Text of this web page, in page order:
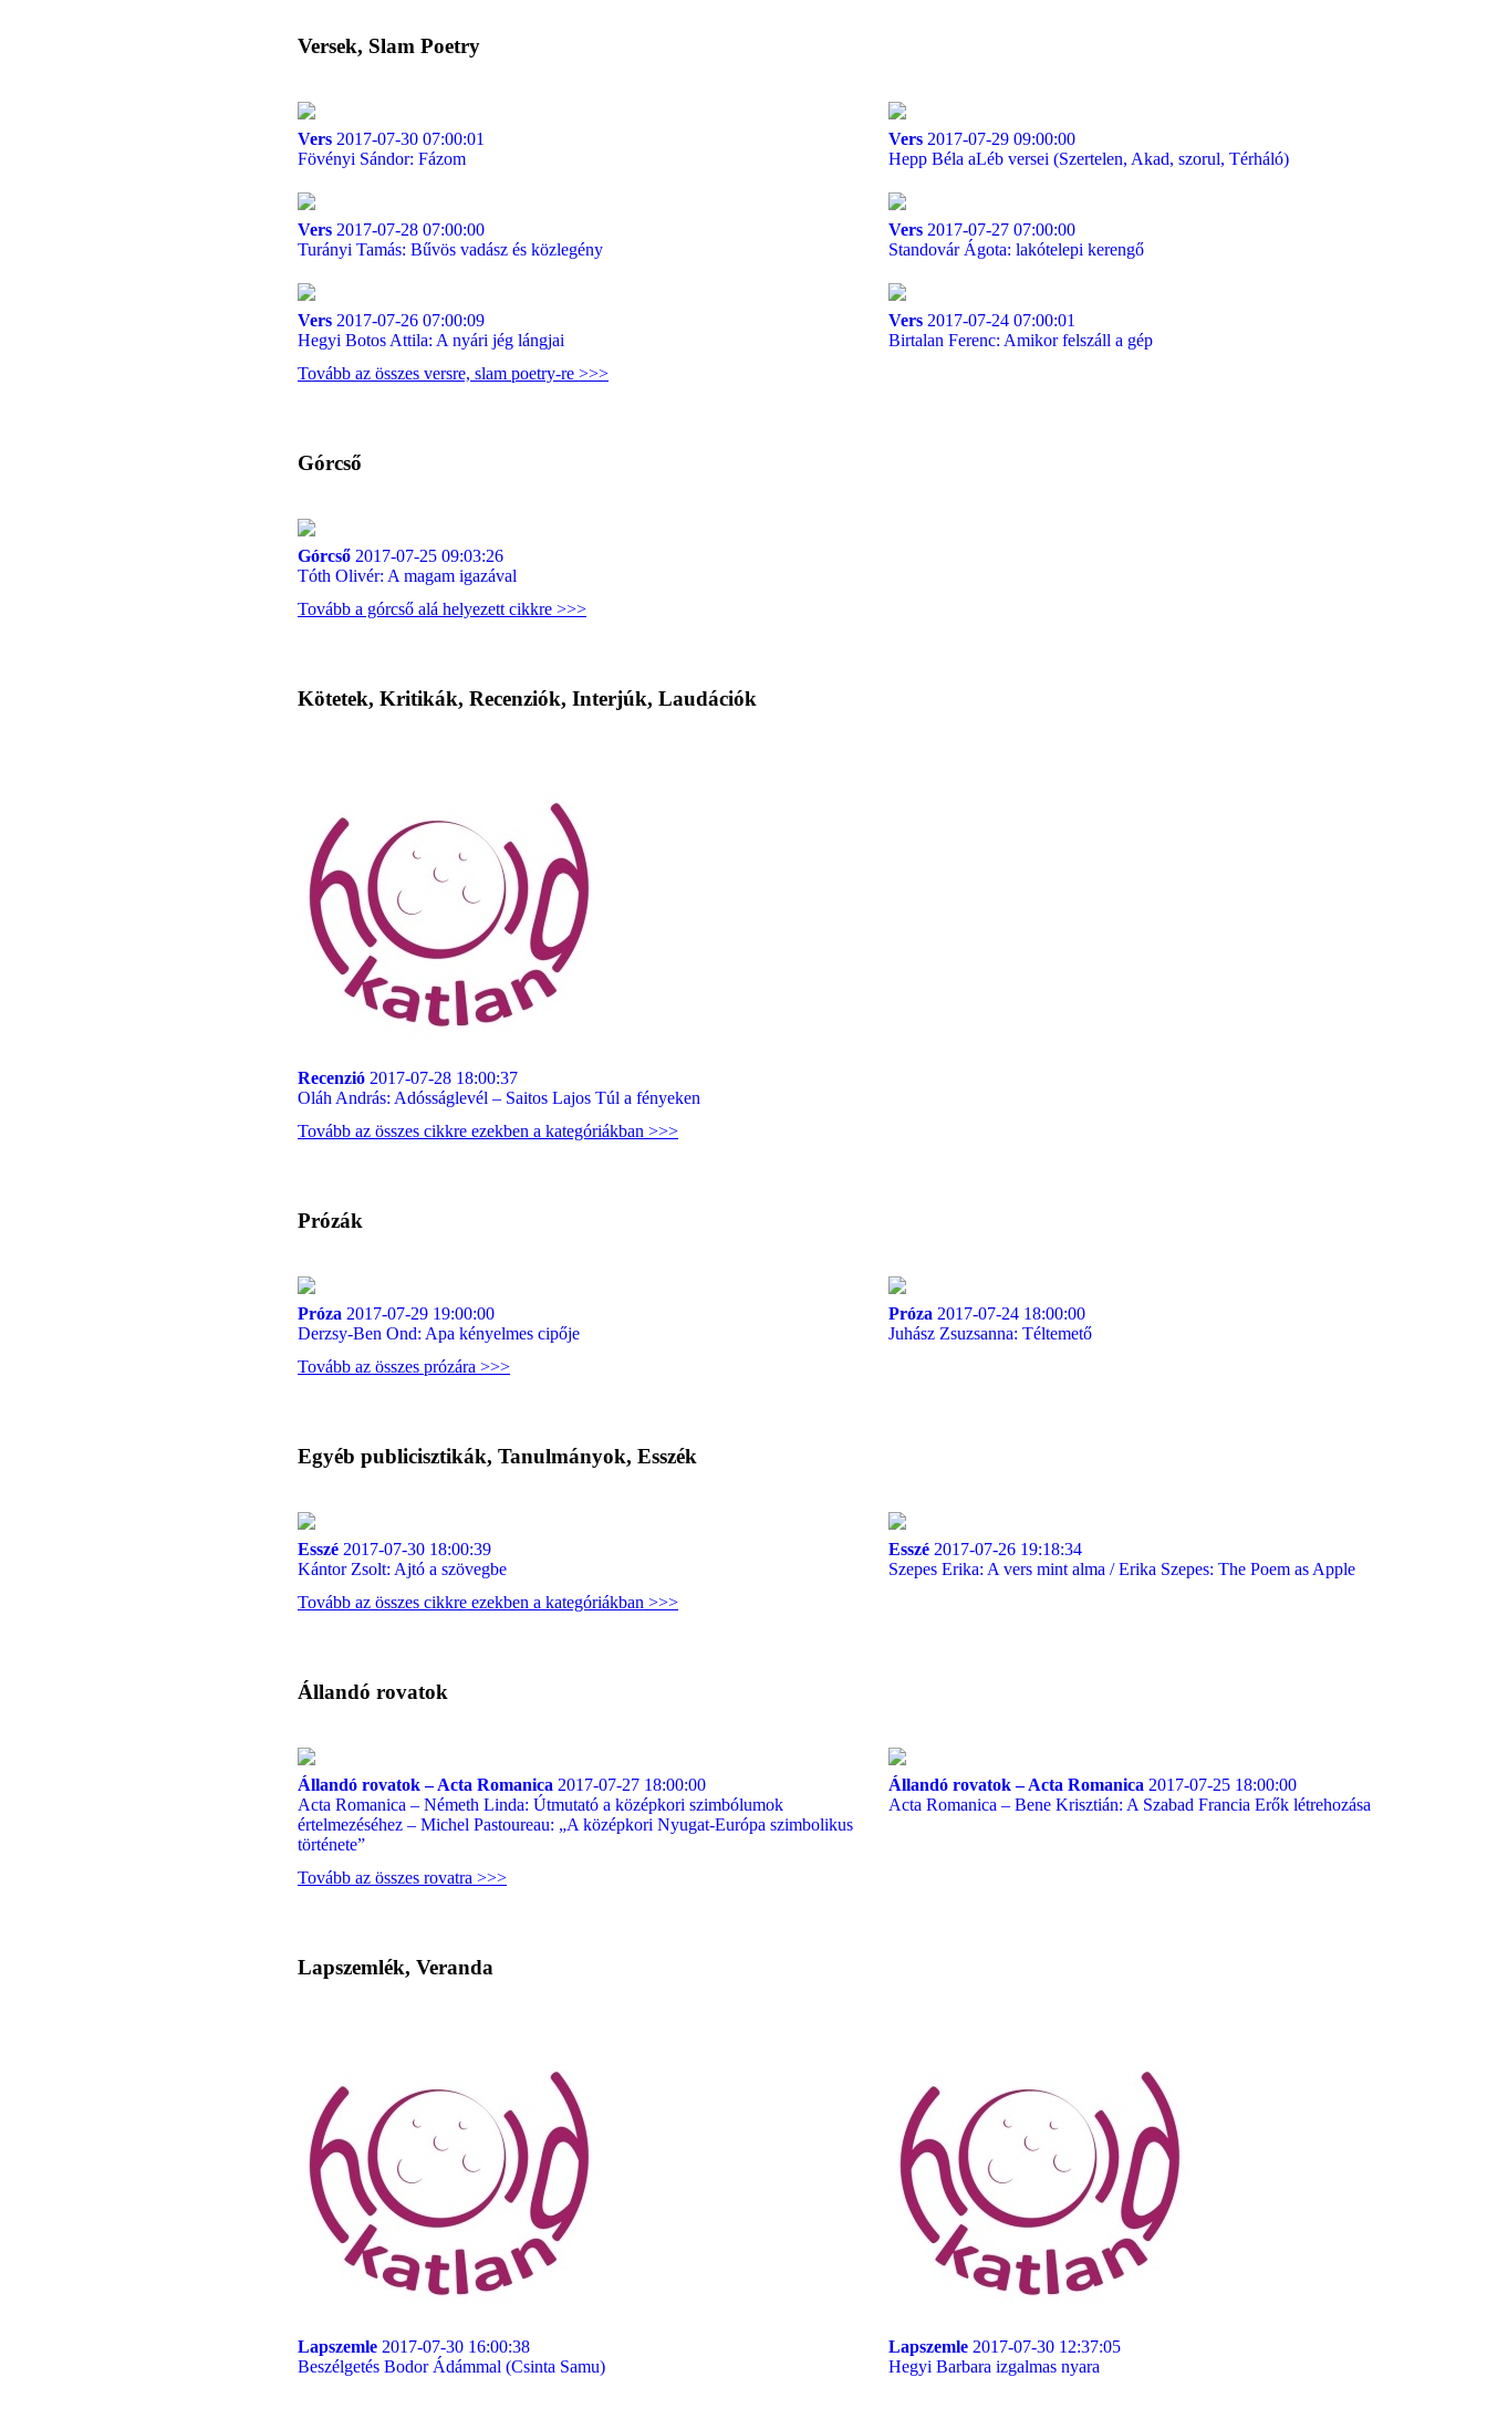
Versek, Slam Poetry
Vers 2017-07-30 07:00:01
Fövényi Sándor: Fázom
Vers 2017-07-29 09:00:00
Hepp Béla aLéb versei (Szertelen, Akad, szorul, Térháló)
Vers 2017-07-28 07:00:00
Turányi Tamás: Bűvös vadász és közlegény
Vers 2017-07-27 07:00:00
Standovár Ágota: lakótelepi kerengő
Vers 2017-07-26 07:00:09
Hegyi Botos Attila: A nyári jég lángjai
Vers 2017-07-24 07:00:01
Birtalan Ferenc: Amikor felszáll a gép
Tovább az összes versre, slam poetry-re >>>
Górcső
Górcső 2017-07-25 09:03:26
Tóth Olivér: A magam igazával
Tovább a górcső alá helyezett cikkre >>>
Kötetek, Kritikák, Recenziók, Interjúk, Laudációk
Recenzió 2017-07-28 18:00:37
Oláh András: Adósságlevél – Saitos Lajos Túl a fényeken
Tovább az összes cikkre ezekben a kategóriákban >>>
Prózák
Próza 2017-07-29 19:00:00
Derzsy-Ben Ond: Apa kényelmes cipője
Próza 2017-07-24 18:00:00
Juhász Zsuzsanna: Téltemető
Tovább az összes prózára >>>
Egyéb publicisztikák, Tanulmányok, Esszék
Esszé 2017-07-30 18:00:39
Kántor Zsolt: Ajtó a szövegbe
Esszé 2017-07-26 19:18:34
Szepes Erika: A vers mint alma / Erika Szepes: The Poem as Apple
Tovább az összes cikkre ezekben a kategóriákban >>>
Állandó rovatok
Állandó rovatok – Acta Romanica 2017-07-27 18:00:00
Acta Romanica – Németh Linda: Útmutató a középkori szimbólumok
értelmezéséhez – Michel Pastoureau: „A középkori Nyugat-Európa szimbolikus
története”
Állandó rovatok – Acta Romanica 2017-07-25 18:00:00
Acta Romanica – Bene Krisztián: A Szabad Francia Erők létrehozása
Tovább az összes rovatra >>>
Lapszemlék, Veranda
Lapszemle 2017-07-30 16:00:38
Beszélgetés Bodor Ádámmal (Csinta Samu)
Lapszemle 2017-07-30 12:37:05
Hegyi Barbara izgalmas nyara